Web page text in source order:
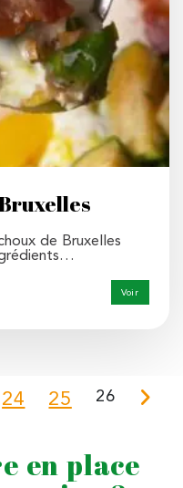
de Bruxelles
Voir
24 25 26
en place